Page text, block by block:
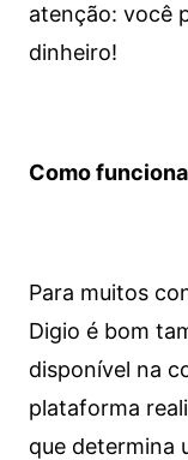
atenção: você
dinheiro!
Como
Para muitos
Digio é bom
disponível na
plataforma
que determina